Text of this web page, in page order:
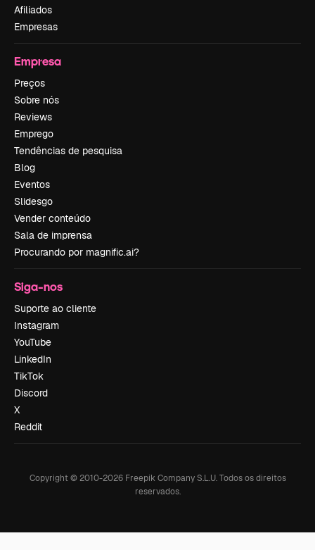
Afiliados
Empresas
Empresa
Preços
Sobre nós
Reviews
Emprego
Tendências de pesquisa
Blog
Eventos
Slidesgo
Vender conteúdo
Sala de imprensa
Procurando por magnific.ai?
Siga-nos
Suporte ao cliente
Instagram
YouTube
LinkedIn
TikTok
Discord
X
Reddit
Copyright © 2010-2026Freepik Company S.L.U. Todos os direitos
reservados.